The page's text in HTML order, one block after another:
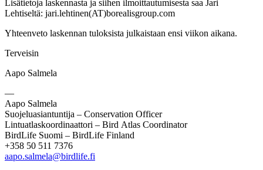
Lisätietoja laskennasta ja siihen ilmoittautumisesta saa Jari
Lehtiseltä: jari.lehtinen(AT)borealisgroup.com
Yhteenveto laskennan tuloksista julkaistaan ensi viikon aikana.
Terveisin
Aapo Salmela
—
Aapo Salmela
Suojeluasiantuntija – Conservation Officer
Lintuatlaskoordinaattori – Bird Atlas Coordinator
BirdLife Suomi – BirdLife Finland
+358 50 511 7376
aapo.salmela@birdlife.fi